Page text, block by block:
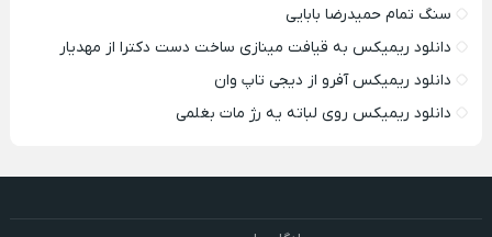
سنگ تمام حمیدرضا بابایی
دانلود ریمیکس به قیافت مینازی ساخت دست دکترا از مهدیار
دانلود ریمیکس آفرو از ديجی تاپ وان
دانلود ریمیکس روی لباته یه رژ مات بغلمی